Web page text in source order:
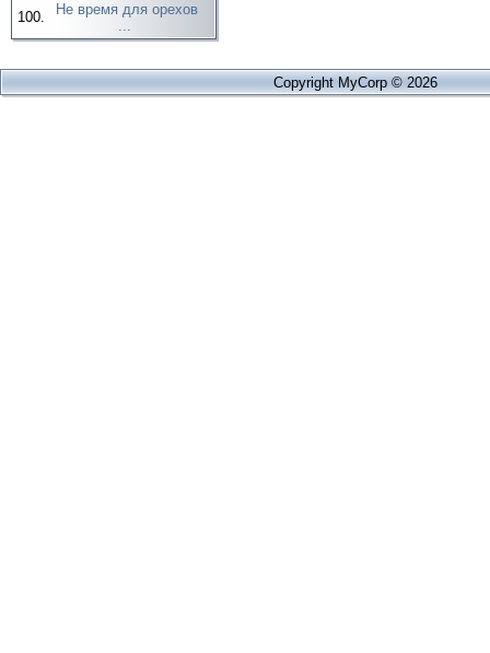
100.
Не время для орехов
...
Copyright MyCorp © 2026